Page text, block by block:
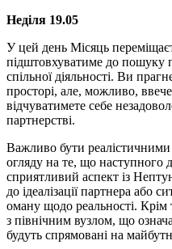
Неділя 19.05
У цей день Місяць
підштовхуватиме до пошуку
спільної діяльності. Ви
просторі, але, можливо,
відчуватимете себе
партнерстві.
Важливо бути реалістичними
огляду на те, що наступного
сприятливий аспект із
до ідеалізації партнера або
оману щодо реальності. Крім
з північним вузлом, що
будуть спрямовані на